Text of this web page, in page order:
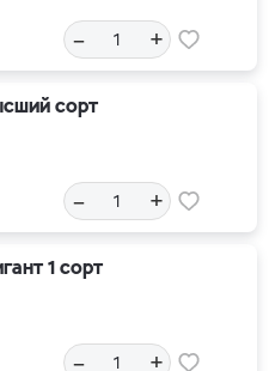
– +
сорт
– +
1 сорт
– +